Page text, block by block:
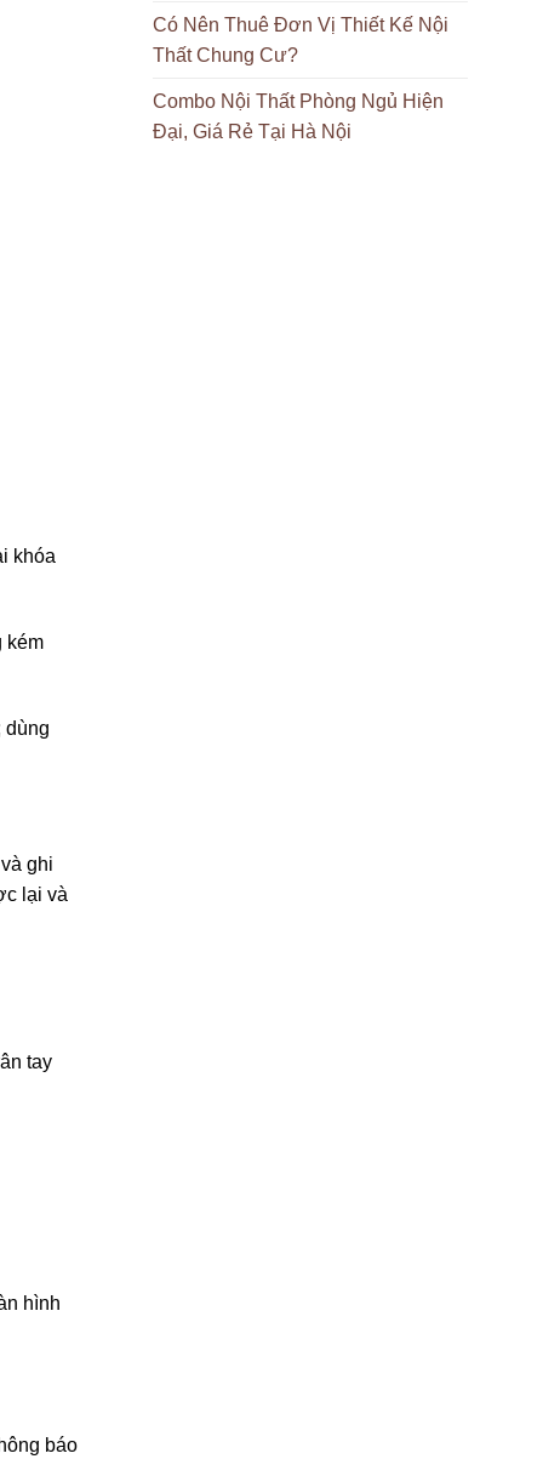
khóa
kém
dùng
ghi
lại và
tay
hình
báo
Có Nên Thuê Đơn Vị Thiết Kế Nội
Thất Chung Cư?
Combo Nội Thất Phòng Ngủ Hiện
Đại, Giá Rẻ Tại Hà Nội